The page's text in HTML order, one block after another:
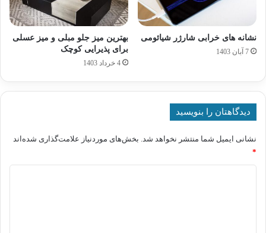
نشانه های خرابی شارژر شیائومی
7 آبان 1403
بهترین میز جلو مبلی و میز عسلی
برای پذیرایی کوچک
4 خرداد 1403
دیدگاهتان را بنویسید
نشانی ایمیل شما منتشر نخواهد شد. بخش‌های موردنیاز علامت‌گذاری شده‌اند
*